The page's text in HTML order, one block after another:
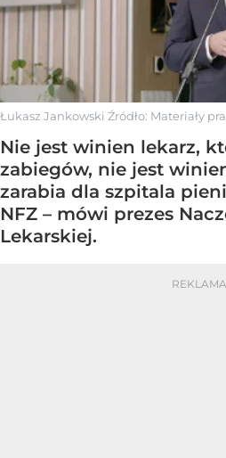
Łukasz Jankowski Źródło: Materiały
Nie jest winien lekarz,
zabiegów, nie jest
zarabia dla szpitala
NFZ – mówi prezes
Lekarskiej.